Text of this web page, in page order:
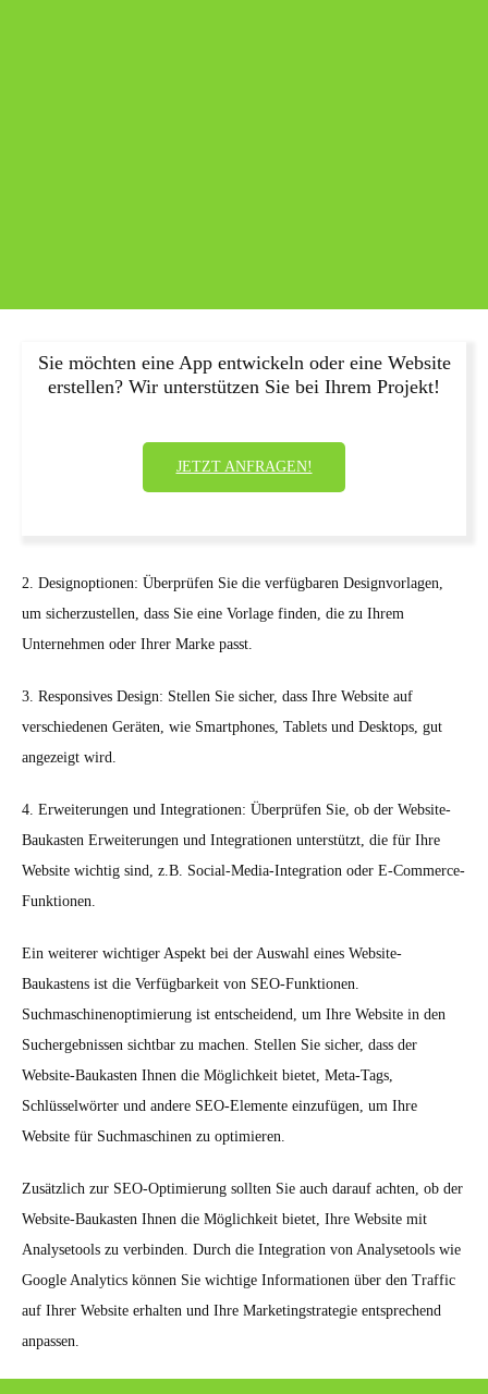
Sie möchten eine App entwickeln oder eine Website
erstellen? Wir unterstützen Sie bei Ihrem Projekt!
JETZT ANFRAGEN!
2. Designoptionen: Überprüfen Sie die verfügbaren Designvorlagen,
um sicherzustellen, dass Sie eine Vorlage finden, die zu Ihrem
Unternehmen oder Ihrer Marke passt.
3. Responsives Design: Stellen Sie sicher, dass Ihre Website auf
verschiedenen Geräten, wie Smartphones, Tablets und Desktops, gut
angezeigt wird.
4. Erweiterungen und Integrationen: Überprüfen Sie, ob der Website-
Baukasten Erweiterungen und Integrationen unterstützt, die für Ihre
Website wichtig sind, z.B. Social-Media-Integration oder E-Commerce-
Funktionen.
Ein weiterer wichtiger Aspekt bei der Auswahl eines Website-
Baukastens ist die Verfügbarkeit von SEO-Funktionen.
Suchmaschinenoptimierung ist entscheidend, um Ihre Website in den
Suchergebnissen sichtbar zu machen. Stellen Sie sicher, dass der
Website-Baukasten Ihnen die Möglichkeit bietet, Meta-Tags,
Schlüsselwörter und andere SEO-Elemente einzufügen, um Ihre
Website für Suchmaschinen zu optimieren.
Zusätzlich zur SEO-Optimierung sollten Sie auch darauf achten, ob der
Website-Baukasten Ihnen die Möglichkeit bietet, Ihre Website mit
Analysetools zu verbinden. Durch die Integration von Analysetools wie
Google Analytics können Sie wichtige Informationen über den Traffic
auf Ihrer Website erhalten und Ihre Marketingstrategie entsprechend
anpassen.